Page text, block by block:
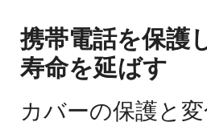
携帯電話を保護
寿命を延ばす
カバーの保護と